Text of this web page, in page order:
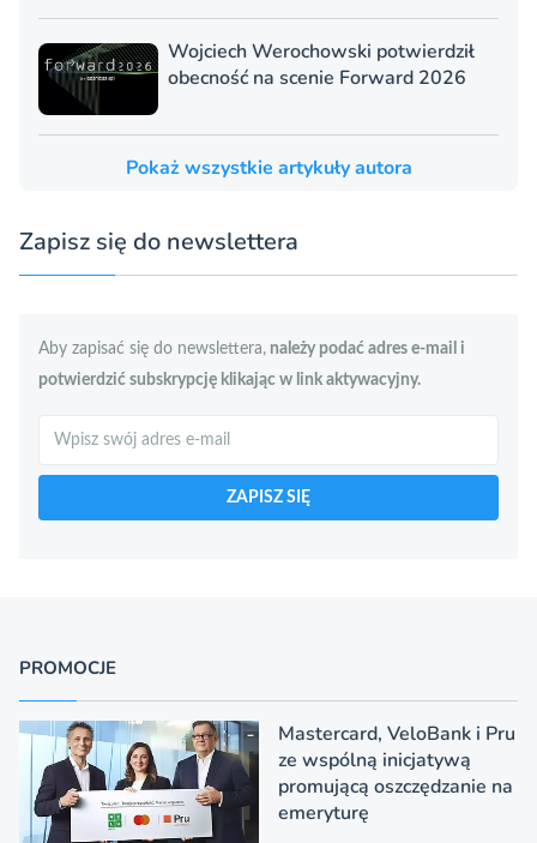
Wojciech Werochowski potwierdził
obecność na scenie Forward 2026
Pokaż wszystkie artykuły autora
Zapisz się do newslettera
Aby zapisać się do newslettera, należy podać adres e-mail i
potwierdzić subskrypcję klikając w link aktywacyjny.
ZAPISZ SIĘ
PROMOCJE
Mastercard, VeloBank i Pru
ze wspólną inicjatywą
promującą oszczędzanie na
emeryturę